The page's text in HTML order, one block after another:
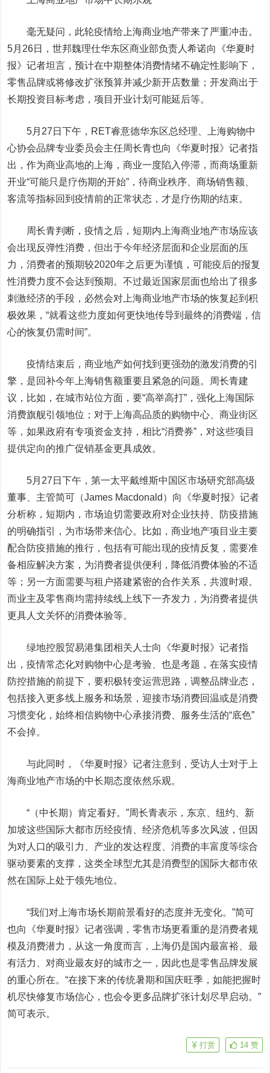
毫无疑问，此轮疫情给上海商业地产带来了严重冲击。
5月26日，世邦魏理仕华东区商业部负责人希诺向《华夏时
报》记者坦言，预计在中期整体消费情绪不确定性影响下，
零售品牌或将修改扩张预算并减少新开店数量；开发商出于
长期投资目标考虑，项目开业计划可能延后等。
5月27日下午，RET睿意德华东区总经理、上海购物中
心协会品牌专业委员会主任周长青也向《华夏时报》记者指
出，作为商业高地的上海，商业一度陷入停滞，而商场重新
开业“可能只是疗伤期的开始”，待商业秩序、商场销售额、
客流等指标回到疫情前的正常状态，才是疗伤期的结束。
周长青判断，疫情之后，短期内上海商业地产市场应该
会出现反弹性消费，但出于今年经济层面和企业层面的压
力，消费者的预期较2020年之后更为谨慎，可能疫后的报复
性消费力度不会达到预期。不过最近国家层面也给出了很多
刺激经济的手段，必然会对上海商业地产市场的恢复起到积
极效果，“就看这些力度如何更快地传导到最终的消费端，信
心的恢复仍需时间”。
疫情结束后，商业地产如何找到更强劲的激发消费的引
擎，是回补今年上海销售额重要且紧急的问题。周长青建
议，比如，在城市站位方面，要“高举高打”，强化上海国际
消费旗舰引领地位；对于上海高品质的购物中心、商业街区
等，如果政府有专项资金支持，相比“消费券”，对这些项目
提供定向的推广促销基金更具成效。
5月27日下午，第一太平戴维斯中国区市场研究部高级
董事、主管简可（James Macdonald）向《华夏时报》记者
分析称，短期内，市场迫切需要政府对企业扶持、防疫措施
的明确指引，为市场带来信心。比如，商业地产项目业主要
配合防疫措施的推行，包括有可能出现的疫情反复，需要准
备相应解决方案，为消费者提供便利，降低消费体验的不适
等；另一方面需要与租户搭建紧密的合作关系，共渡时艰。
而业主及零售商均需持续线上线下一齐发力，为消费者提供
更具人文关怀的消费体验等。
绿地控股贸易港集团相关人士向《华夏时报》记者指
出，疫情常态化对购物中心是考验、也是考题，在落实疫情
防控措施的前提下，要积极转变运营思路，调整品牌业态，
包括接入更多线上服务和场景，迎接市场消费回温或是消费
习惯变化，始终相信购物中心承接消费、服务生活的“底色”
不会掉。
与此同时，《华夏时报》记者注意到，受访人士对于上
海商业地产市场的中长期态度依然乐观。
“（中长期）肯定看好。”周长青表示，东京、纽约、新
加坡这些国际大都市历经疫情、经济危机等多次风波，但因
为对人口的吸引力、产业的发达程度、消费的丰富度等综合
驱动要素的支撑，这类全球型尤其是消费型的国际大都市依
然在国际上处于领先地位。
“我们对上海市场长期前景看好的态度并无变化。”简可
也向《华夏时报》记者强调，零售市场更看重的是消费者规
模及消费潜力，从这一角度而言，上海仍是国内最富裕、最
有活力、对商业最友好的城市之一，因此也是零售品牌发展
的重心所在。“在接下来的传统暑期和国庆旺季，如能把握时
机尽快修复市场信心，也会令更多品牌扩张计划尽早启动。”
简可表示。
14 赞
打赏